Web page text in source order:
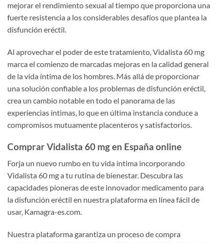
mejorar el rendimiento sexual al tiempo que proporciona una
fuerte resistencia a los considerables desafíos que plantea la
disfunción eréctil.
Al aprovechar el poder de este tratamiento, Vidalista 60 mg
marca el comienzo de marcadas mejoras en la calidad general
de la vida íntima de los hombres. Más allá de proporcionar
una solución confiable a los problemas de disfunción eréctil,
crea un cambio notable en todo el panorama de las
experiencias íntimas, lo que en última instancia conduce a
compromisos mutuamente placenteros y satisfactorios.
Comprar Vidalista 60 mg en España online
Forja un nuevo rumbo en tu vida íntima incorporando
Vidalista 60 mg a tu rutina de bienestar. Descubra las
capacidades pioneras de este innovador medicamento para
la disfunción eréctil en nuestra plataforma en línea fácil de
usar, Kamagra-es.com.
Nuestra plataforma garantiza un proceso de compra